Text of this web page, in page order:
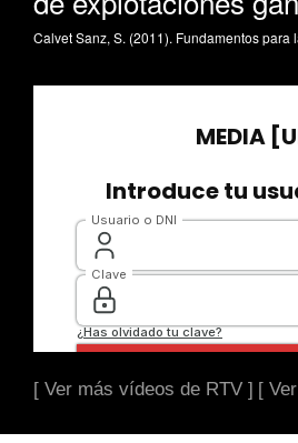
[ Ver más vídeos de RTV ] [